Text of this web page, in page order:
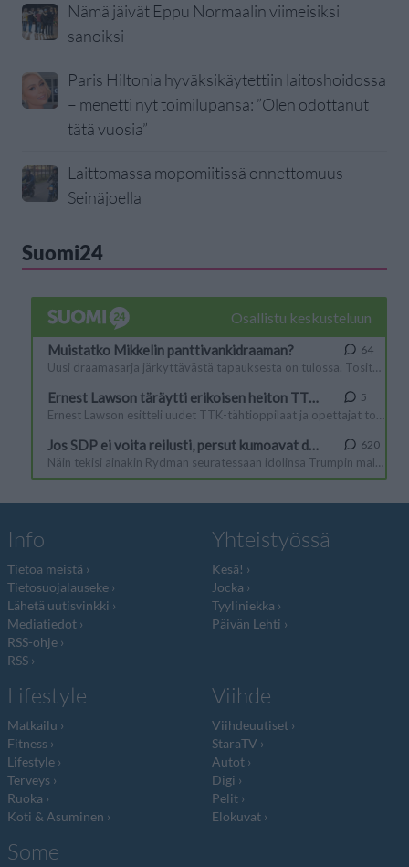
Nämä jäivät Eppu Normaalin viimeisiksi
sanoiksi
Paris Hiltonia hyväksikäytettiin laitoshoidossa
– menetti nyt toimilupansa: ”Olen odottanut
tätä vuosia”
Laittomassa mopomiitissä onnettomuus
Seinäjoella
Suomi24
Info
Tietoa meistä
Tietosuojalauseke
Lähetä uutisvinkki
Mediatiedot
RSS-ohje
RSS
Yhteistyössä
Kesä!
Jocka
Tyyliniekka
Päivän Lehti
Lifestyle
Matkailu
Fitness
Lifestyle
Terveys
Ruoka
Koti & Asuminen
Viihde
Viihdeuutiset
StaraTV
Autot
Digi
Pelit
Elokuvat
Some